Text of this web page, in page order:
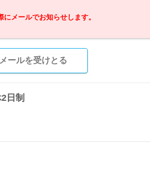
メールでお知らせします。
ールを受けとる
日制